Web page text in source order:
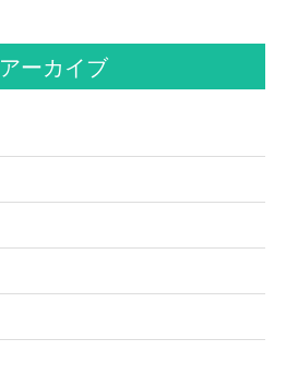
アーカイブ